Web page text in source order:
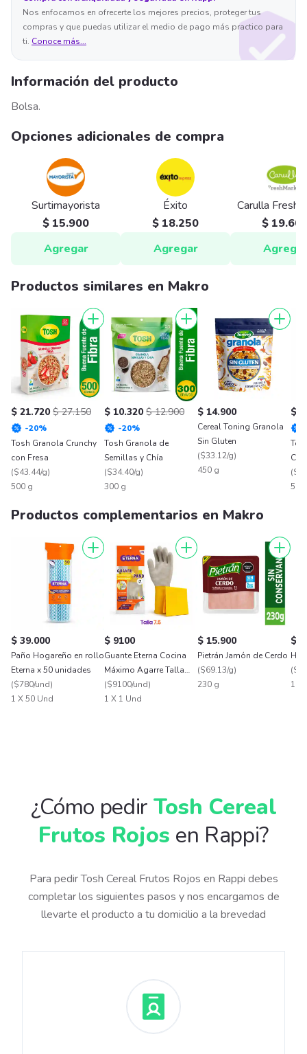
Nos enfocamos en ofrecerte los mejores precios, proteger tus
compras y que puedas utilizar el medio de pago más practico para
ti. Conoce más...
Información del producto
Bolsa.
Opciones adicionales de compra
Surtimayorista
$ 15.900
Agregar
Éxito
$ 18.250
Agregar
Carulla
$
Agregar
Productos similares en Makro
$ 21.720 $ 27.150
-20%
Tosh Granola Crunchy
con Fresa
($43.44/g)
500 g
$ 10.320 $ 12.900
-20%
Tosh Granola de
Semillas y Chía
($34.40/g)
300 g
$ 14.900
Cereal Toning Granola
Sin Gluten
($33.12/g)
450 g
$
(
500
Productos complementarios en Makro
$ 39.000
Paño Hogareño en rollo
Eterna x 50 unidades
($780/und)
1 X 50 Und
$ 9100
Guante Eterna Cocina
Máximo Agarre Talla
7.5 Obsequio Paño
($9100/und)
1 X 1 Und
$ 15.900
Pietrán Jamón de Cerdo
($69.13/g)
230 g
$
(
1 x
¿Cómo pedir Tosh Cereal
Frutos Rojos en Rappi?
Para pedir Tosh Cereal Frutos Rojos en Rappi debes
completar los siguientes pasos y nos encargamos de
llevarte el producto a tu domicilio a la brevedad